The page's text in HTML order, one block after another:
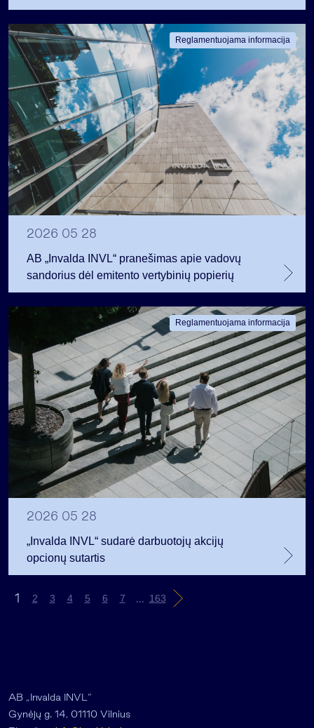
Reglamentuojama informacija
2026 05 28
AB „Invalda INVL“ pranešimas apie vadovų
sandorius dėl emitento vertybinių popierių
Reglamentuojama informacija
2026 05 28
„Invalda INVL“ sudarė darbuotojų akcijų
opcionų sutartis
1 2 3 4 5 6 7 ... 163
AB „Invalda INVL“
Gynėjų g. 14, 01110 Vilnius